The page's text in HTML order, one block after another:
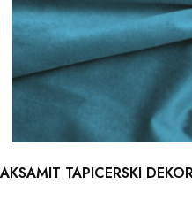
AKSAMIT TAPICERSKI